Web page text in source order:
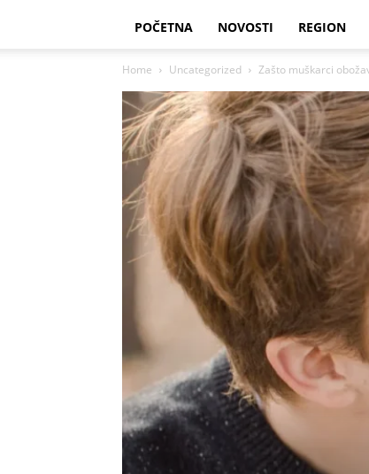
POČETNA NOVOSTI REGION
Home Uncategorized Zašto muškarci